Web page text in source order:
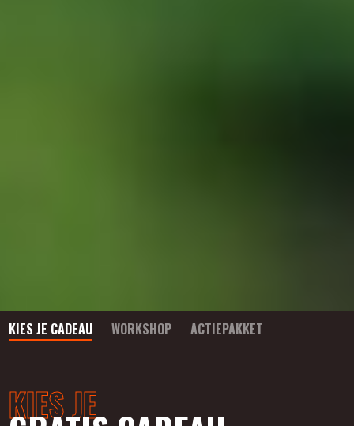
KIES JE CADEAU WORKSHOP ACTIEPAKKET
KIES JE